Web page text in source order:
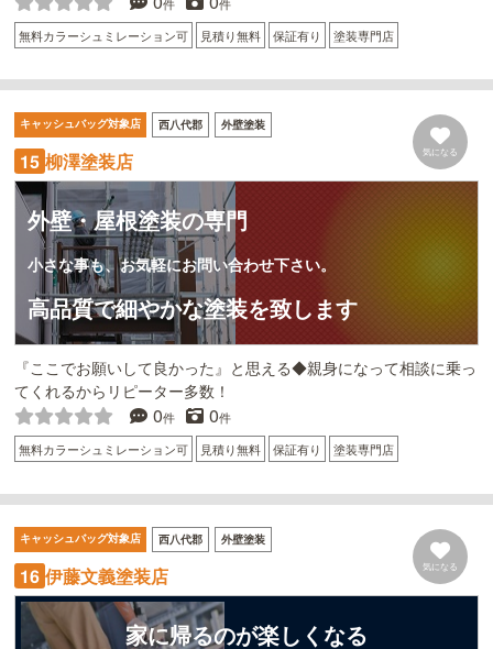
無料カラーシュミレーション可 見積り無料 保証有り 塗装専門店
キャッシュバッグ対象店 西八代郡 外壁塗装
15 柳澤塗装店 気になる
外壁・屋根塗装の専門
小さな事も、お気軽にお問い合わせ下さい。
高品質で細やかな塗装を致します
『ここでお願いして良かった』と思える◆親身になって相談に乗っ
てくれるからリピーター多数！
0件 0件
無料カラーシュミレーション可 見積り無料 保証有り 塗装専門店
キャッシュバッグ対象店 西八代郡 外壁塗装
16 伊藤文義塗装店 気になる
家に帰るのが楽しくなる